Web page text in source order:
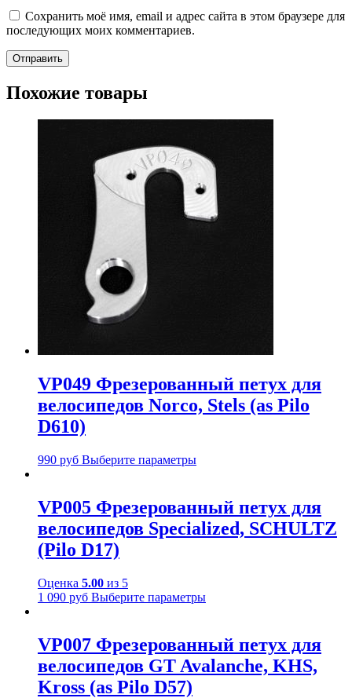
Сохранить моё имя, email и адрес сайта в этом браузере для
последующих моих комментариев.
Похожие товары
VP049 Фрезерованный петух для
велосипедов Norco, Stels (as Pilo
D610)
990 руб Выберите параметры
VP005 Фрезерованный петух для
велосипедов Specialized, SCHULTZ
(Pilo D17)
Оценка 5.00 из 5
1 090 руб Выберите параметры
VP007 Фрезерованный петух для
велосипедов GT Avalanche, KHS,
Kross (as Pilo D57)